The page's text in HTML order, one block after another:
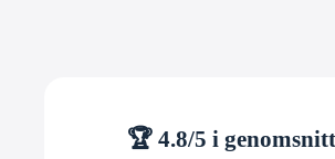
🏆 4.8/5 i